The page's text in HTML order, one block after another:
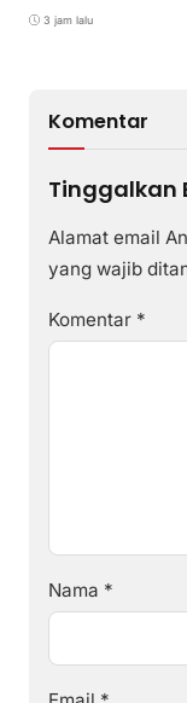
3 jam lalu
Komentar
Tinggalkan
Alamat email
yang wajib
Komentar *
Nama *